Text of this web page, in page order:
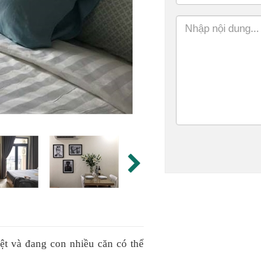
và đang con nhiều căn có thể